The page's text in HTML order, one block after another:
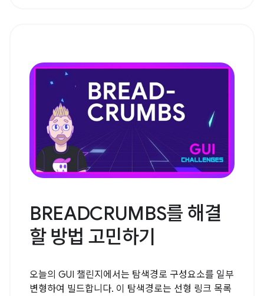
BREADCRUMBS를 해결
할 방법 고민하기
오늘의 GUI 챌린지에서는 탐색경로 구성요소를 일부
변형하여 빌드합니다. 이 탐색경로는 선형 링크 목록